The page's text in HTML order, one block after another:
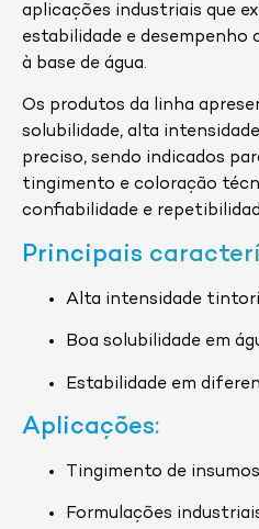
aplicações industriais que
estabilidade e desempenho
à base de água.
Os produtos da linha
solubilidade, alta
preciso, sendo indicados
tingimento e coloração
confiabilidade e
Principais
Alta intensidade
Boa solubilidade em
Estabilidade em
Aplicações:
Tingimento de
Formulações